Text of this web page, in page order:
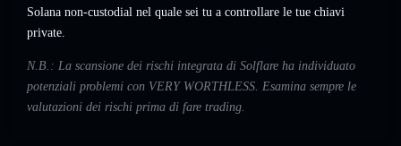
Solana non-custodial nel quale sei tu a controllare le tue chiavi
private.
N.B.: La scansione dei rischi integrata di Solflare ha individuato
potenziali problemi con VERY WORTHLESS. Esamina sempre le
valutazioni dei rischi prima di fare trading.